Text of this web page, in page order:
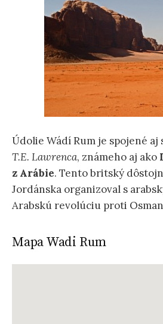
Údolie Wádí Rum je spojené aj
T.E. Lawrenca, známeho aj ako
z Arábie. Tento britský
Jordánska organizoval s
Arabskú revolúciu proti
Mapa Wadi Rum